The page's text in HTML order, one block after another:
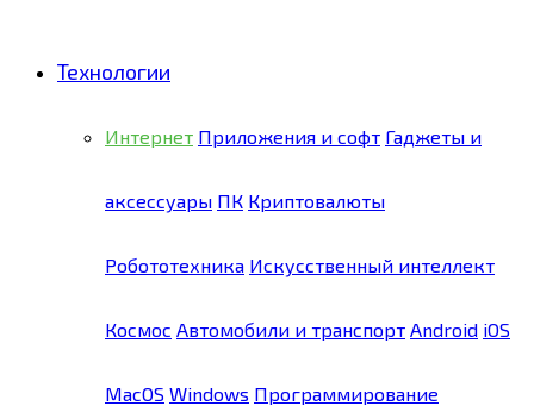
Технологии
Интернет Приложения и софт Гаджеты и
аксессуары ПК Криптовалюты
Робототехника Искусственный интеллект
Космос Автомобили и транспорт Android iOS
MacOS Windows Программирование